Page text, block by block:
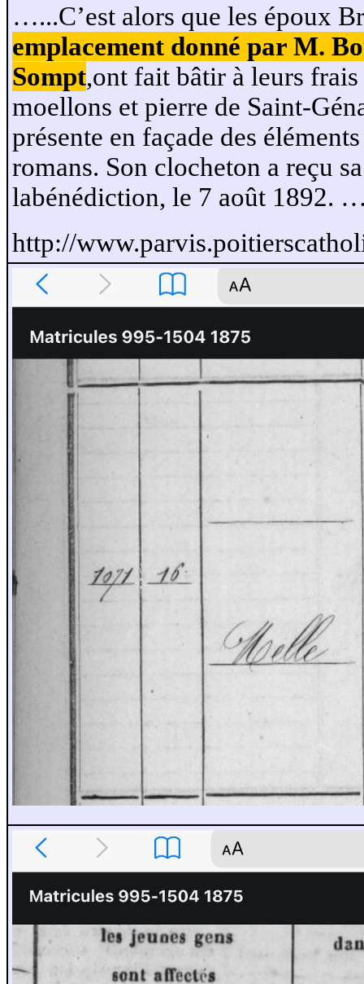
…...C’est alors que les époux
emplacement donné par M.
Sompt,ont fait bâtir à leurs
moellons et pierre de Saint-
présente en façade des
romans. Son clocheton a reçu
labénédiction, le 7 août 1892.
http://